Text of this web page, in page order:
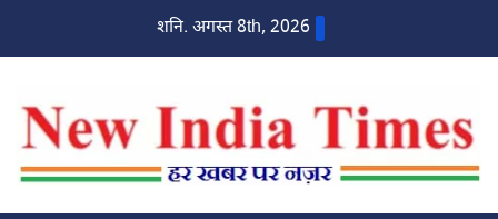
शनि. अगस्त 8th, 2026